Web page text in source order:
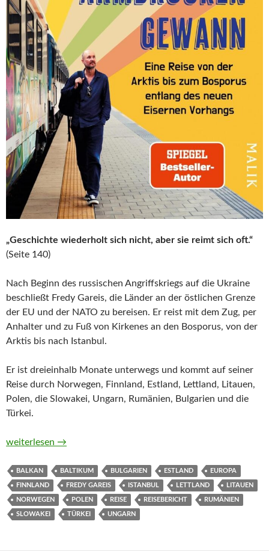
„Geschichte wiederholt sich nicht, aber sie reimt sich oft.“
(Seite 140)
Nach Beginn des russischen Angriffskriegs auf die Ukraine
beschließt Fredy Gareis, die Länder an der östlichen Grenze
der EU und der NATO zu bereisen. Er reist mit dem Zug, per
Anhalter und zu Fuß von Kirkenes an den Bosporus, von der
Arktis bis nach Istanbul.
Er ist dreieinhalb Monate unterwegs und kommt auf seiner
Reise durch Norwegen, Finnland, Estland, Lettland, Litauen,
Polen, die Slowakei, Ungarn, Rumänien, Bulgarien und die
Türkei.
Als ich gegen Stalin im Armdrücken gewann. Eine Reise von
weiterlesen →
BALKAN BALTIKUM BULGARIEN ESTLAND EUROPA
FINNLAND FREDY GAREIS ISTANBUL LETTLAND LITAUEN
NORWEGEN POLEN REISE REISEBERICHT RUMÄNIEN
SLOWAKEI TÜRKEI UNGARN